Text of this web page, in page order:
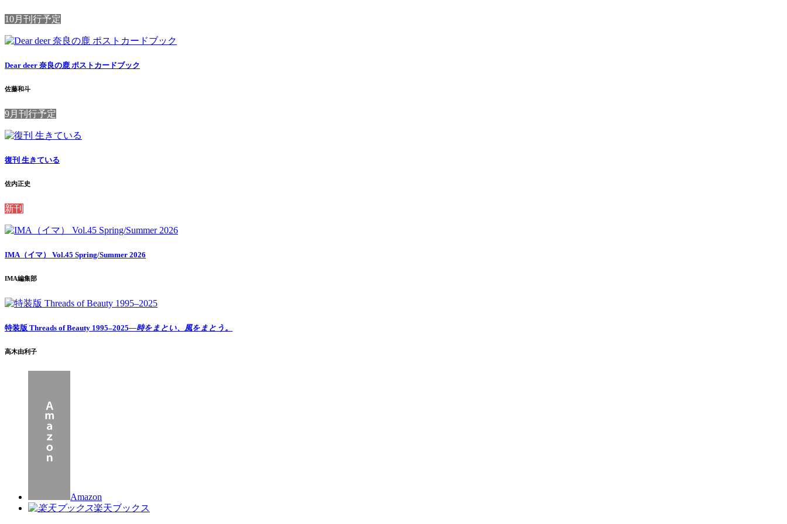
10月刊行予定
Dear deer 奈良の鹿 ポストカードブック
佐藤和斗
9月刊行予定
復刊 生きている
佐内正史
新刊
IMA（イマ） Vol.45 Spring/Summer 2026
IMA編集部
特装版 Threads of Beauty 1995–2025―時をまとい、風をまとう。
高木由利子
Amazon
楽天ブックス